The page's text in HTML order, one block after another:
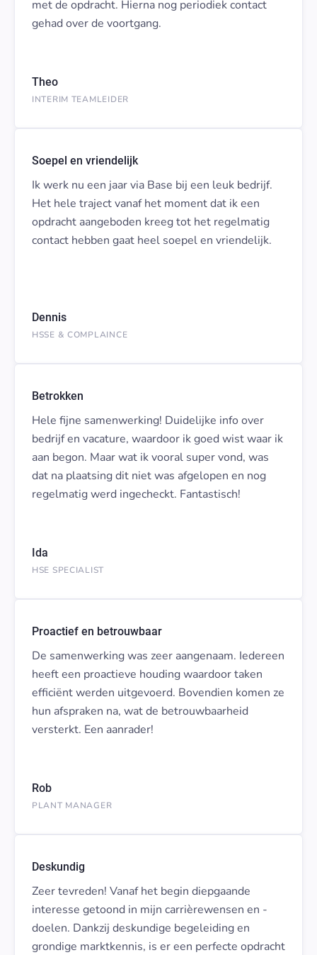
met de opdracht. Hierna nog periodiek contact
gehad over de voortgang.
Theo
INTERIM TEAMLEIDER
Soepel en vriendelijk
Ik werk nu een jaar via Base bij een leuk bedrijf.
Het hele traject vanaf het moment dat ik een
opdracht aangeboden kreeg tot het regelmatig
contact hebben gaat heel soepel en vriendelijk.
Dennis
HSSE & COMPLAINCE
Betrokken
Hele fijne samenwerking! Duidelijke info over
bedrijf en vacature, waardoor ik goed wist waar ik
aan begon. Maar wat ik vooral super vond, was
dat na plaatsing dit niet was afgelopen en nog
regelmatig werd ingecheckt. Fantastisch!
Ida
HSE SPECIALIST
Proactief en betrouwbaar
De samenwerking was zeer aangenaam. Iedereen
heeft een proactieve houding waardoor taken
efficiënt werden uitgevoerd. Bovendien komen ze
hun afspraken na, wat de betrouwbaarheid
versterkt. Een aanrader!
Rob
PLANT MANAGER
Deskundig
Zeer tevreden! Vanaf het begin diepgaande
interesse getoond in mijn carrièrewensen en -
doelen. Dankzij deskundige begeleiding en
grondige marktkennis, is er een perfecte opdracht